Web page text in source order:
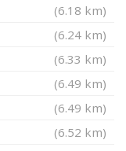
(6.18 km)
(6.24 km)
(6.33 km)
(6.49 km)
(6.49 km)
(6.52 km)